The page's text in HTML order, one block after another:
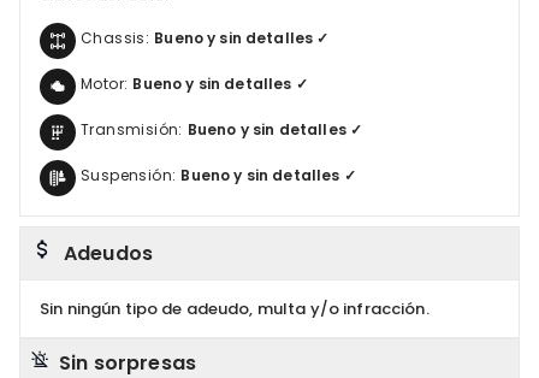
Chassis: Bueno y sin detalles ✓
Motor: Bueno y sin detalles ✓
Transmisión: Bueno y sin detalles ✓
Suspensión: Bueno y sin detalles ✓
Adeudos
Sin ningún tipo de adeudo, multa y/o infracción.
Sin sorpresas